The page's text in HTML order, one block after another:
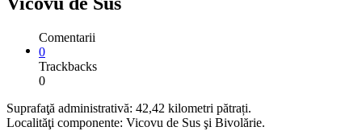
Comentarii
0
Trackbacks
0
Suprafaţă administrativă: 42,42 kilometri pătrați.
Localităţi componente: Vicovu de Sus şi Bivolărie.